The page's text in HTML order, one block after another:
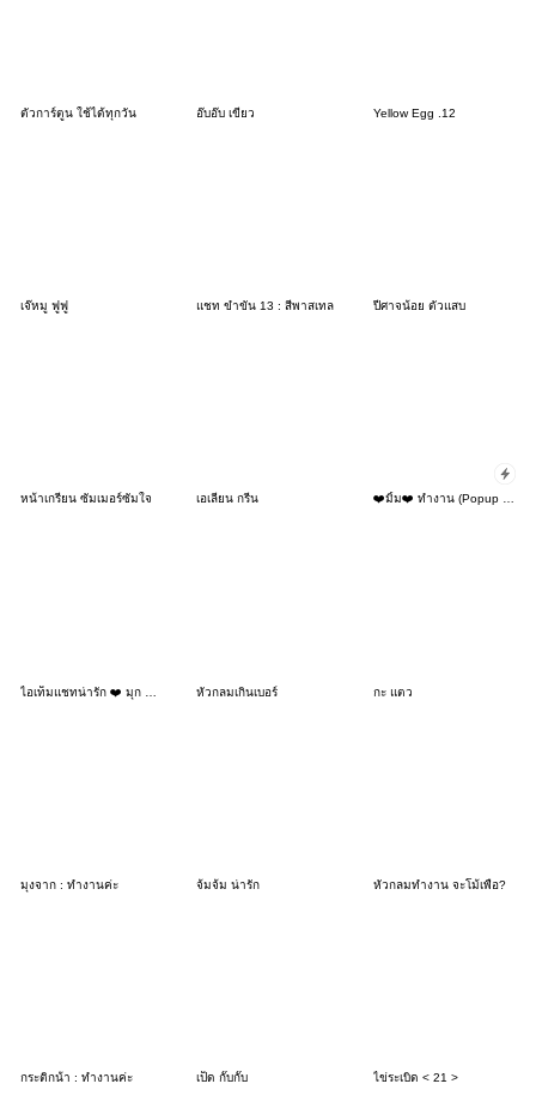
ตัวการ์ตูน ใช้ได้ทุกวัน อ๊บอ๊บ เขียว Yellow Egg .12
เจ๊หมู ฟูฟู แชท ขำขัน 13 : สีพาสเทล ปีศาจน้อย ตัวแสบ
หน้าเกรียน ซัมเมอร์ซัมใจ เอเลี่ยน กรีน ❤️มิ้ม❤️ ทำงาน (Popup - TH)
หัวกลมเกินเบอร์ กะ แตว
มุงจาก : ทำงานค่ะ จ้มจ้ม น่ารัก หัวกลมทำงาน จะโม้เพื่อ?
กระติกน้ํา : ทำงานค่ะ เป็ด กั๊บกั๊บ ไข่ระเบิด < 21 >